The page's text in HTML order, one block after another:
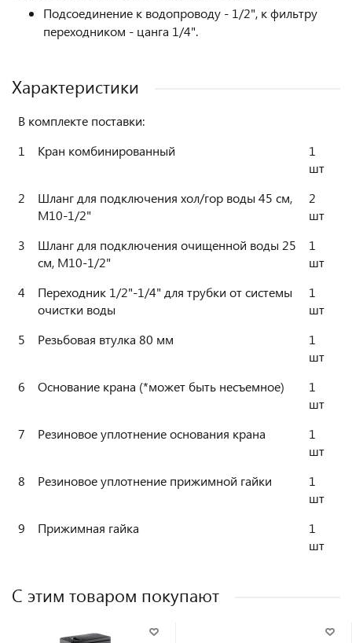
Подсоединение к водопроводу - 1/2", к фильтру
переходником - цанга 1/4".
Характеристики
В комплекте поставки:
1
Кран комбинированный
1
шт
2
Шланг для подключения хол/гор воды 45 см,
М10-1/2"
2
шт
3
Шланг для подключения очищенной воды 25
см, М10-1/2"
1
шт
4
Переходник 1/2"-1/4" для трубки от системы
очистки воды
1
шт
5
Резьбовая втулка 80 мм
1
шт
6
Основание крана (*может быть несъемное)
1
шт
7
Резиновое уплотнение основания крана
1
шт
8
Резиновое уплотнение прижимной гайки
1
шт
9
Прижимная гайка
1
шт
С этим товаром покупают